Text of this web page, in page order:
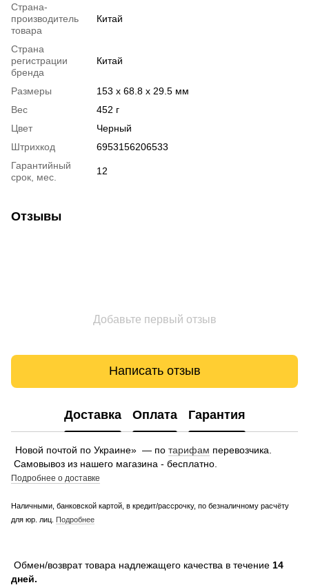
Страна-
производитель
товара
Китай
Страна
регистрации
бренда
Китай
Размеры
153 х 68.8 х 29.5 мм
Вес
452 г
Цвет
Черный
Штрихкод
6953156206533
Гарантийный
срок, мес.
12
Отзывы
Добавьте первый отзыв
Написать отзыв
Доставка Оплата Гарантия
Новой почтой по Украине» — по тарифам перевозчика.
Самовывоз из нашего магазина - бесплатно.
Подробнее о доставке
Наличными, банковской картой, в кредит/рассрочку, по безналичному расчёту
для юр. лиц. Подробнее
Обмен/возврат товара надлежащего качества в течение 14
дней.